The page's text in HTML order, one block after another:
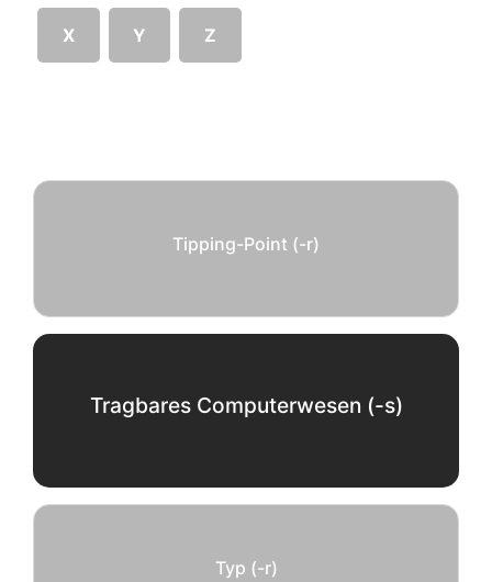
X Y Z
Tipping-Point (-r)
Tragbares Computerwesen (-s)
Typ (-r)